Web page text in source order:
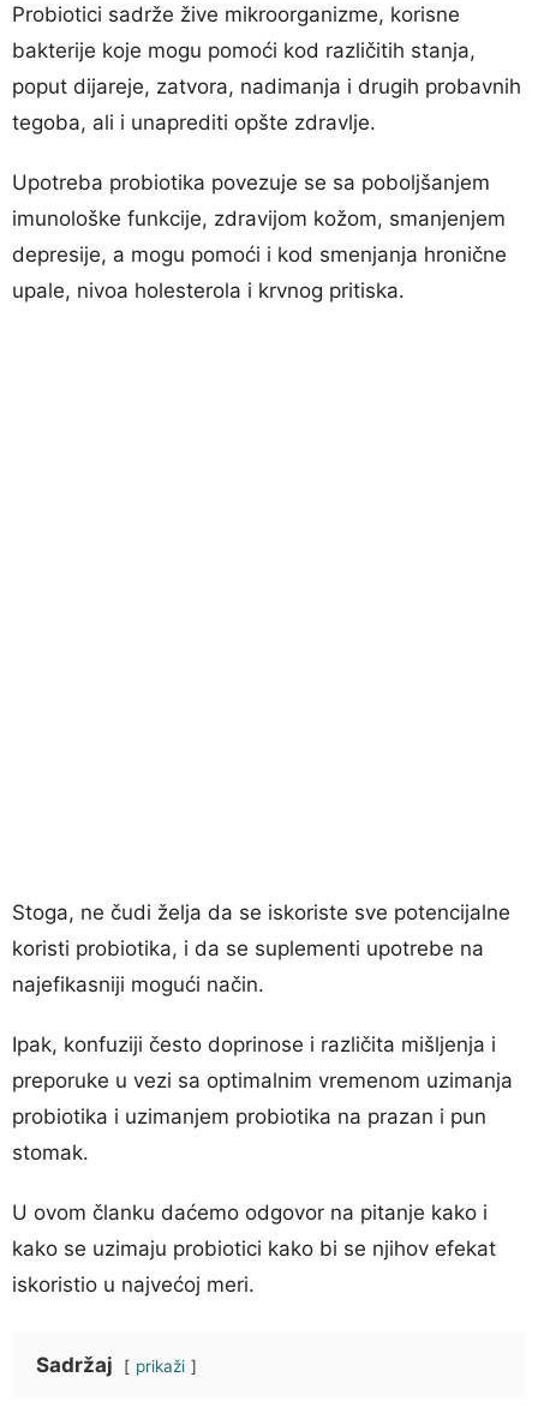
Probiotici sadrže žive mikroorganizme, korisne
bakterije koje mogu pomoći kod različitih stanja,
poput dijareje, zatvora, nadimanja i drugih probavnih
tegoba, ali i unaprediti opšte zdravlje.
Upotreba probiotika povezuje se sa poboljšanjem
imunološke funkcije, zdravijom kožom, smanjenjem
depresije, a mogu pomoći i kod smenjanja hronične
upale, nivoa holesterola i krvnog pritiska.
Stoga, ne čudi želja da se iskoriste sve potencijalne
koristi probiotika, i da se suplementi upotrebe na
najefikasniji mogući način.
Ipak, konfuziji često doprinose i različita mišljenja i
preporuke u vezi sa optimalnim vremenom uzimanja
probiotika i uzimanjem probiotika na prazan i pun
stomak.
U ovom članku daćemo odgovor na pitanje kako i
kako se uzimaju probiotici kako bi se njihov efekat
iskoristio u najvećoj meri.
Sadržaj prikaži